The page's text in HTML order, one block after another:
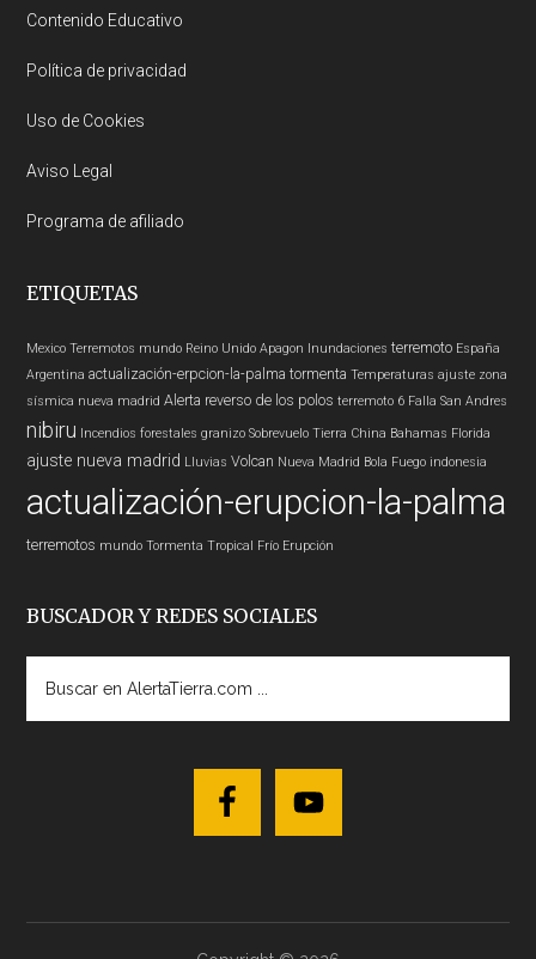
Contenido Educativo
Política de privacidad
Uso de Cookies
Aviso Legal
Programa de afiliado
ETIQUETAS
Mexico Terremotos mundo Reino Unido Apagon Inundaciones terremoto España
Argentina actualización-erpcion-la-palma tormenta Temperaturas ajuste zona
sísmica nueva madrid Alerta reverso de los polos terremoto 6 Falla San Andres
nibiru Incendios forestales granizo Sobrevuelo Tierra China Bahamas Florida
ajuste nueva madrid Lluvias Volcan Nueva Madrid Bola Fuego indonesia
actualización-erupcion-la-palma
terremotos mundo Tormenta Tropical Frío Erupción
BUSCADOR Y REDES SOCIALES
AlertaTierra.com